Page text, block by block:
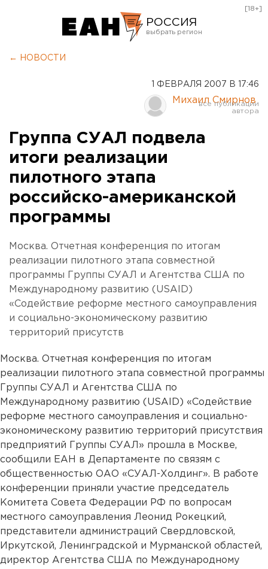
РОССИЯ
Курган
Оренбург
[18+]
← НОВОСТИ
1 ФЕВРАЛЯ 2007 В 17:46
Михаил Смирнов
Группа СУАЛ подвела
итоги реализации
пилотного этапа
российско-американской
программы
Москва. Отчетная конференция по итогам
реализации пилотного этапа совместной
программы Группы СУАЛ и Агентства США по
Международному развитию (USAID)
«Содействие реформе местного самоуправления
и социально-экономическому развитию
территорий присутств
Москва. Отчетная конференция по итогам
реализации пилотного этапа совместной программы
Группы СУАЛ и Агентства США по
Международному развитию (USAID) «Содействие
реформе местного самоуправления и социально-
экономическому развитию территорий присутствия
предприятий Группы СУАЛ» прошла в Москве,
сообщили ЕАН в Департаменте по связям с
общественностью ОАО «СУАЛ-Холдинг». В работе
конференции приняли участие председатель
Комитета Совета Федерации РФ по вопросам
местного самоуправления Леонид Рокецкий,
представители администраций Свердловской,
Иркутской, Ленинградской и Мурманской областей,
директор Агентства США по Международному